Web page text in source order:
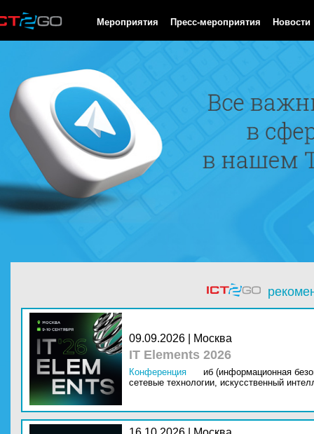
Мероприятия Пресс-мероприятия Новости
09.09.2026 | Москва
IT Elements 2026
Конференция
иб (информационная
сетевые технологии, искусственный